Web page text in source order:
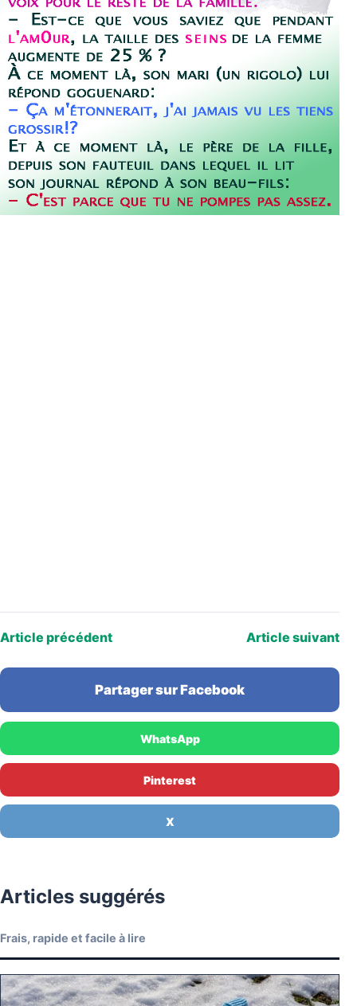
Article précédent Article suivant
Partager sur Facebook
WhatsApp
Pinterest
X
Articles suggérés
Frais, rapide et facile à lire